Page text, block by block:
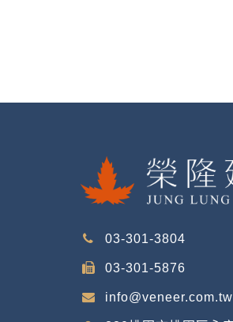
03-301-3804
03-301-5876
info@veneer.com.tw